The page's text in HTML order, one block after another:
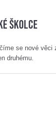
školce
se nové věci
druhému.